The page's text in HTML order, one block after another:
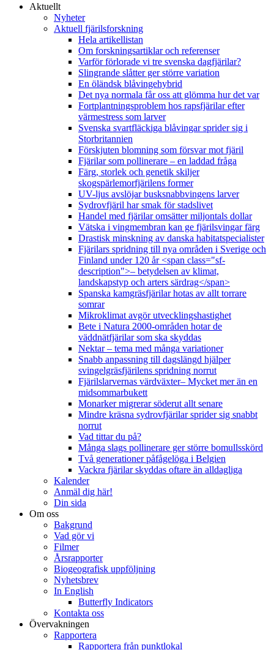
Aktuellt
Nyheter
Aktuell fjärilsforskning
Hela artikellistan
Om forskningsartiklar och referenser
Varför förlorade vi tre svenska dagfjärilar?
Slingrande slåtter ger större variation
En öländsk blåvingehybrid
Det nya normala får oss att glömma hur det var
Fortplantningsproblem hos rapsfjärilar efter
värmestress som larver
Svenska svartfläckiga blåvingar sprider sig i
Storbritannien
Förskjuten blomning som försvar mot fjäril
Fjärilar som pollinerare – en laddad fråga
Färg, storlek och genetik skiljer
skogspärlemorfjärilens former
UV-ljus avslöjar busksnabbvingens larver
Sydrovfjäril har smak för stadslivet
Handel med fjärilar omsätter miljontals dollar
Vätska i vingmembran kan ge fjärilsvingar färg
Drastisk minskning av danska habitatspecialister
Fjärilars spridning till nya områden i Sverige och
Finland under 120 år <span class="sf-
description">– betydelsen av klimat,
landskapstyp och arters särdrag</span>
Spanska kamgräsfjärilar hotas av allt torrare
somrar
Mikroklimat avgör utvecklingshastighet
Bete i Natura 2000-områden hotar de
väddnätfjärilar som ska skyddas
Nektar – tema med många variationer
Snabb anpassning till dagslängd hjälper
svingelgräsfjärilens spridning norrut
Fjärilslarvernas värdväxter– Mycket mer än en
midsommarbukett
Monarker migrerar söderut allt senare
Mindre kräsna sydrovfjärilar sprider sig snabbt
norrut
Vad tittar du på?
Många slags pollinerare ger större bomullsskörd
Två generationer påfågelöga i Belgien
Vackra fjärilar skyddas oftare än alldagliga
Kalender
Anmäl dig här!
Din sida
Om oss
Bakgrund
Vad gör vi
Filmer
Årsrapporter
Biogeografisk uppföljning
Nyhetsbrev
In English
Butterfly Indicators
Kontakta oss
Övervakningen
Rapportera
Rapportera från punktlokal